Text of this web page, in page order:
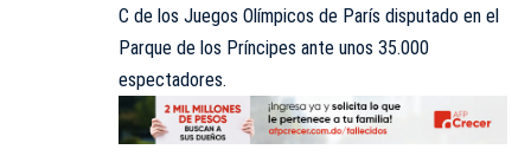
C de los Juegos Olímpicos de París disputado en el
Parque de los Príncipes ante unos 35.000
espectadores.